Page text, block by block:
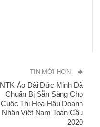
TIN MỚI HƠN
NTK Áo Dài Đức Minh Đã
Chuẩn Bị Sẵn Sàng Cho
Cuộc Thi Hoa Hậu Doanh
Nhân Việt Nam Toàn Cầu
2020